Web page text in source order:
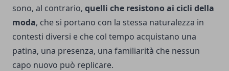
sono, al contrario, quelli che resistono ai cicli della
moda, che si portano con la stessa naturalezza in
contesti diversi e che col tempo acquistano una
patina, una presenza, una familiarità che nessun
capo nuovo può replicare.